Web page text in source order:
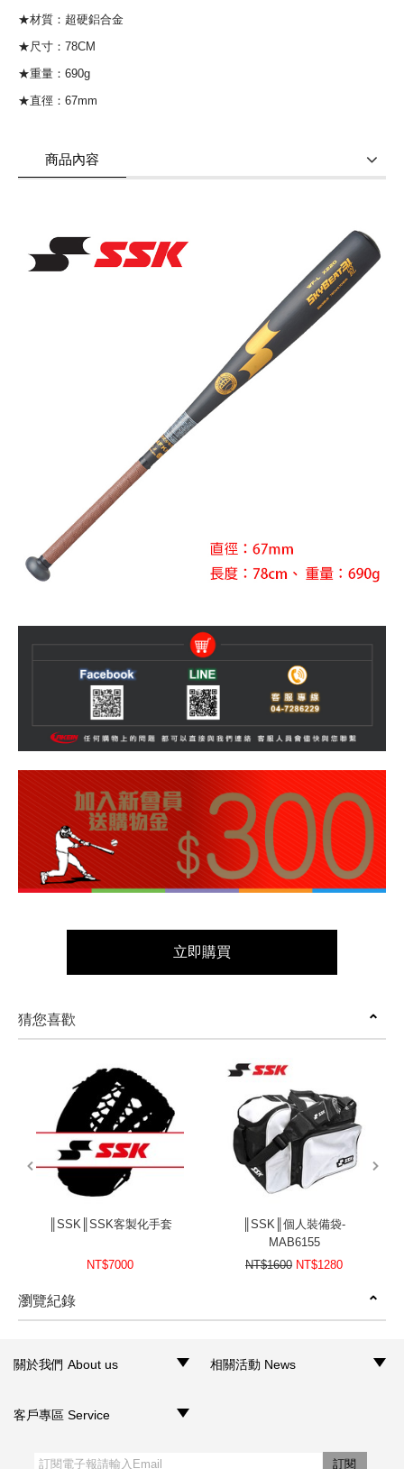
★材質：超硬鋁合金
★尺寸：78CM
★重量：690g
★直徑：67mm
商品內容
立即購買
猜您喜歡
║SSK║SSK客製化手套
NT$7000
║SSK║個人裝備袋-
MAB6155
NT$1600 NT$1280
瀏覽紀錄
prev
next
關於我們 About us 相關活動 News
客戶專區 Service
訂閱